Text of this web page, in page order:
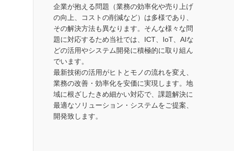
企業が抱える問題（業務の効率化や売り上げ
の向上、コストの削減など）は多様であり、
その解決方法も異なります。そんな様々な問
題に対応するため当社では、ICT、IoT、AIな
どの活用やシステム開発に積極的に取り組ん
でいます。
最新技術の活用がヒトとモノの流れを変え、
業務の改善・効率化を安価に実現します。地
域に根ざしたきめ細かい対応で、課題解決に
最適なソリューション・システムをご提案、
開発致します。